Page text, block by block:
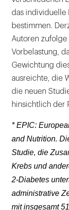
das individuelle
bestimmen.
Autoren
Vorbelastung,
Gewichtung
ausreichte, die
die neuen
hinsichtlich der
* EPIC:
and Nutrition.
Studie, die
Krebs und
2-Diabetes
administrative
mit insgesamt